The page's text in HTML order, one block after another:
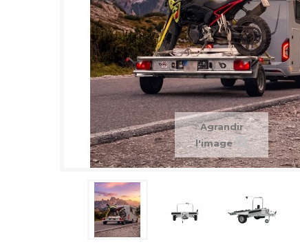
Agrandir
l'image